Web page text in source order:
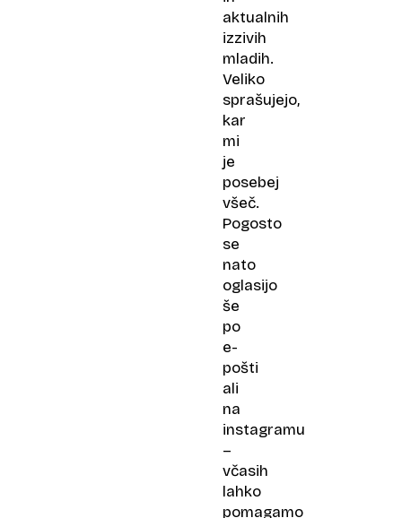
aktualnih
izzivih
mladih.
Veliko
sprašujejo,
kar
mi
je
posebej
všeč.
Pogosto
se
nato
oglasijo
še
po
e-
pošti
ali
na
instagramu
–
včasih
lahko
pomagamo